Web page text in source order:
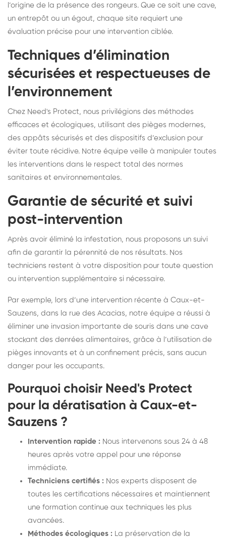
l’origine de la présence des rongeurs. Que ce soit une cave,
un entrepôt ou un égout, chaque site requiert une
évaluation précise pour une intervention ciblée.
Techniques d’élimination
sécurisées et respectueuses de
l’environnement
Chez Need's Protect, nous privilégions des méthodes
efficaces et écologiques, utilisant des pièges modernes,
des appâts sécurisés et des dispositifs d’exclusion pour
éviter toute récidive. Notre équipe veille à manipuler toutes
les interventions dans le respect total des normes
sanitaires et environnementales.
Garantie de sécurité et suivi
post-intervention
Après avoir éliminé la infestation, nous proposons un suivi
afin de garantir la pérennité de nos résultats. Nos
techniciens restent à votre disposition pour toute question
ou intervention supplémentaire si nécessaire.
Par exemple, lors d’une intervention récente à Caux-et-
Sauzens, dans la rue des Acacias, notre équipe a réussi à
éliminer une invasion importante de souris dans une cave
stockant des denrées alimentaires, grâce à l’utilisation de
pièges innovants et à un confinement précis, sans aucun
danger pour les occupants.
Pourquoi choisir Need's Protect
pour la dératisation à Caux-et-
Sauzens ?
Intervention rapide : Nous intervenons sous 24 à 48
heures après votre appel pour une réponse
immédiate.
Techniciens certifiés : Nos experts disposent de
toutes les certifications nécessaires et maintiennent
une formation continue aux techniques les plus
avancées.
Méthodes écologiques : La préservation de la